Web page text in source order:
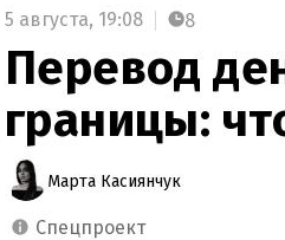
5 августа, 19:08 8
Перевод
границы:
Марта Касиянчук
спецпроект